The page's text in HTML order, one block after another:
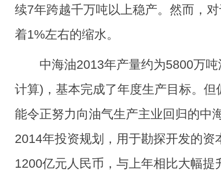
续7年跨越千万吨以上稳产。然而，
着1%左右的缩水。
中海油2013年产量约为5800万吨
计算)，基本完成了年度生产目标。
能令正努力向油气生产主业回归的中
2014年投资规划，用于勘探开发的资
1200亿元人民币，与上年相比大幅提